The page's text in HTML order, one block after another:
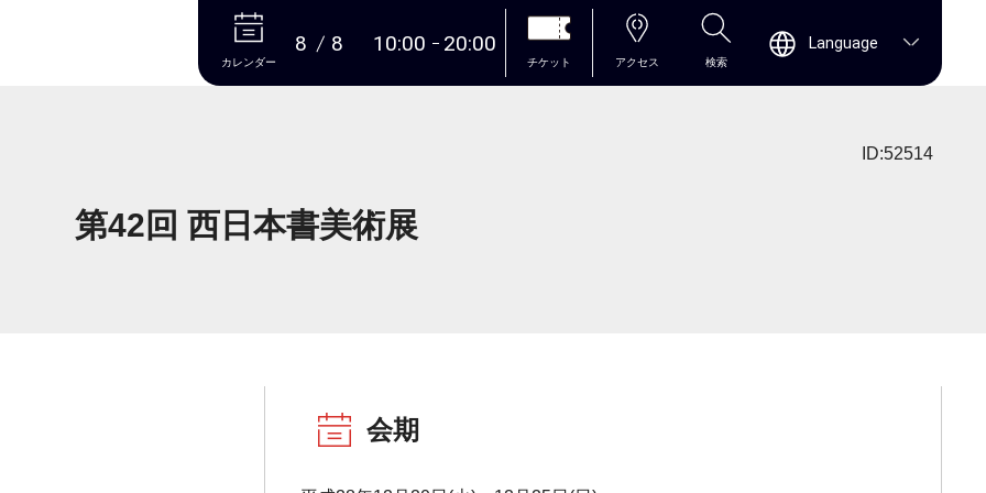
本文へ
カレンダー
8 8 10:00 20:00
チケット アクセス 検索
Language
ID:52514
第42回 西日本書美術展
会期